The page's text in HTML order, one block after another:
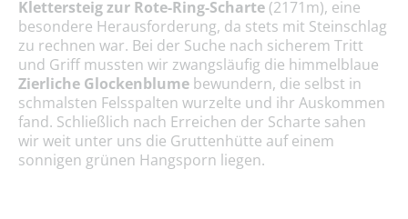
Klettersteig zur Rote-Ring-Scharte (2171m), eine
besondere Herausforderung, da stets mit Steinschlag
zu rechnen war. Bei der Suche nach sicherem Tritt
und Griff mussten wir zwangsläufig die himmelblaue
Zierliche Glockenblume bewundern, die selbst in
schmalsten Felsspalten wurzelte und ihr Auskommen
fand. Schließlich nach Erreichen der Scharte sahen
wir weit unter uns die Gruttenhütte auf einem
sonnigen grünen Hangsporn liegen.